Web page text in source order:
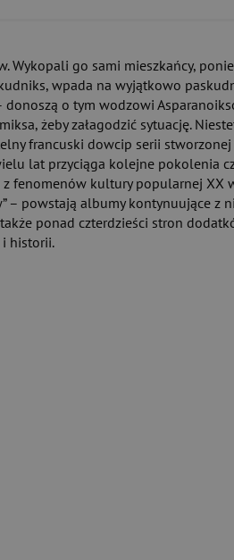
Wykopali go sami mieszkańcy,
wpada na wyjątkowo
o tym wodzowi
żeby załagodzić sytuację.
francuski dowcip serii
lat przyciąga kolejne pokolenia
fenomenów kultury popularnej XX
– powstają albumy kontynuujące z
ponad czterdzieści stron
i historii.